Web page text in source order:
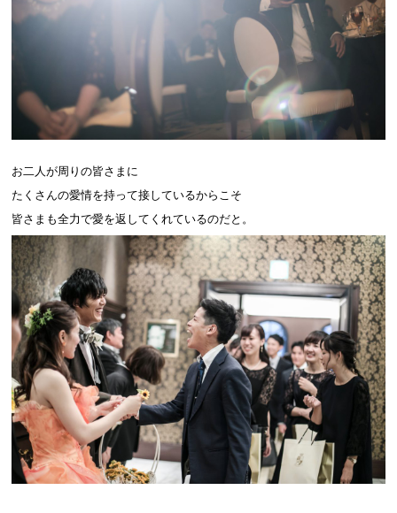
お二人が周りの皆さまに
たくさんの愛情を持って接しているからこそ
皆さまも全力で愛を返してくれているのだと。